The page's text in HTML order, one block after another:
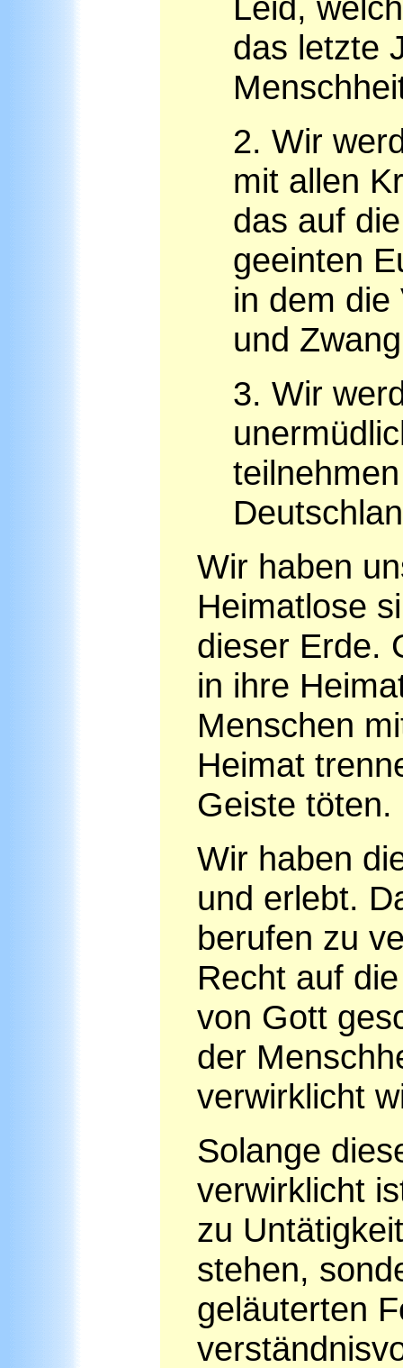
das letzte
2. Wir
mit allen
das auf
geeinten
in dem die
und
3. Wir
Wir haben
Heimatlose
dieser Erde.
in ihre
Menschen
Heimat
Geiste töten.
Wir haben
und erlebt.
berufen zu
Recht auf
von Gott
der
verwirklicht
Solange
verwirklicht
zu
stehen,
geläuterten